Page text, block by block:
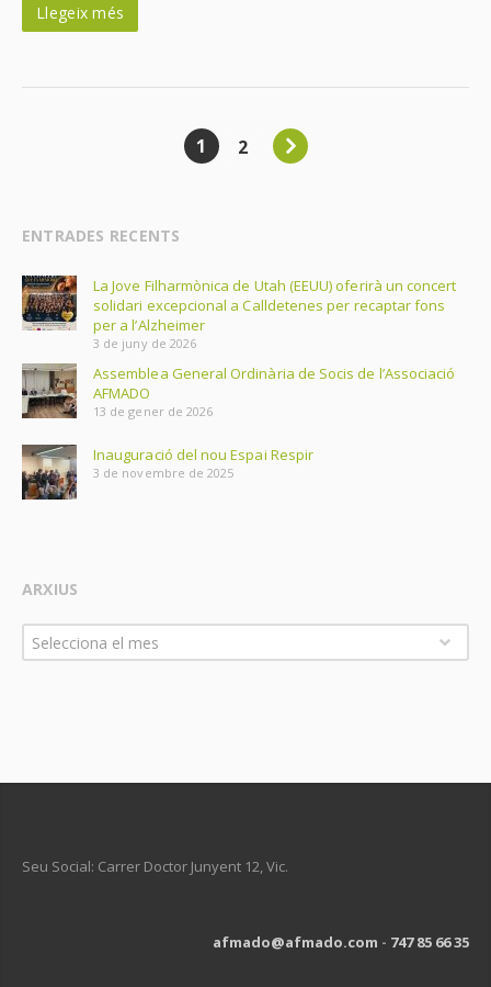
Llegeix més
1 2
ENTRADES RECENTS
La Jove Filharmònica de Utah (EEUU) oferirà un concert
solidari excepcional a Calldetenes per recaptar fons
per a l’Alzheimer
3 de juny de 2026
Assemblea General Ordinària de Socis de l’Associació
AFMADO
13 de gener de 2026
Inauguració del nou Espai Respir
3 de novembre de 2025
ARXIUS
Arxius
Selecciona el mes
Seu Social: Carrer Doctor Junyent 12, Vic.
afmado@afmado.com - 747 85 66 35